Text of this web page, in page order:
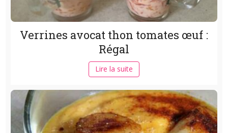
Verrines avocat thon tomates œuf :
Régal
Lire la suite